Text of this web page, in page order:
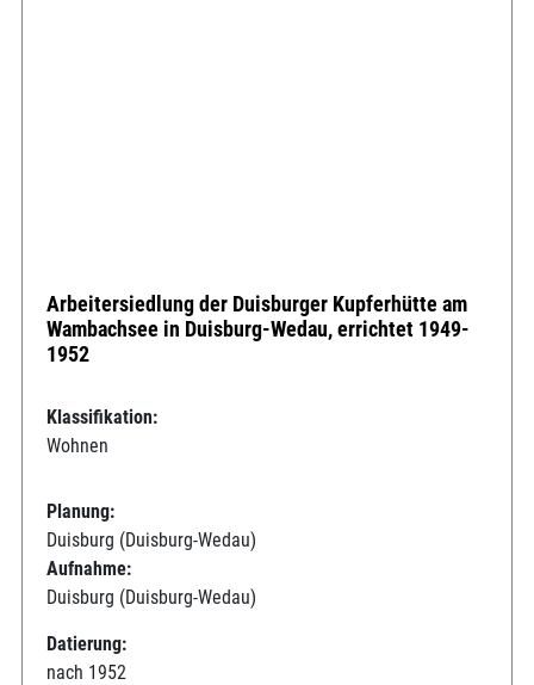
Arbeitersiedlung der Duisburger Kupferhütte am
Wambachsee in Duisburg-Wedau, errichtet 1949-
1952
Klassifikation:
Wohnen
Planung:
Duisburg (Duisburg-Wedau)
Aufnahme:
Duisburg (Duisburg-Wedau)
Datierung:
nach 1952